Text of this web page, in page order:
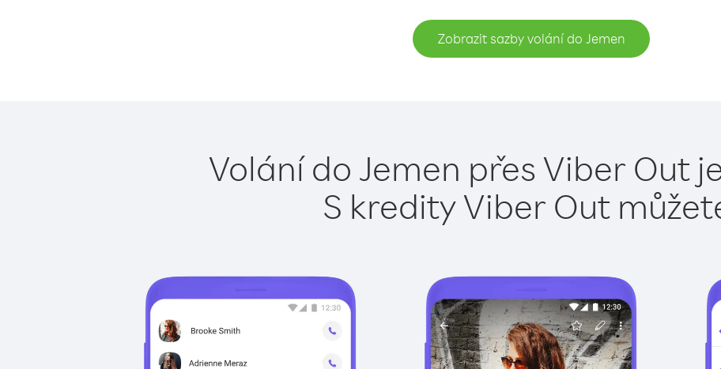
Zobrazit sazby volání do Jemen
Volání do Jemen přes Viber Out
S kredity Viber Out